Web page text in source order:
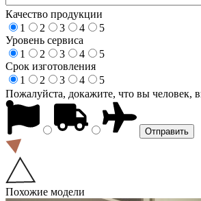
Качество продукции
1
2 3 4
5
Уровень сервиса
1
2 3 4
5
Срок изготовления
1
2 3 4
5
Пожалуйста, докажите, что вы человек,
Похожие модели